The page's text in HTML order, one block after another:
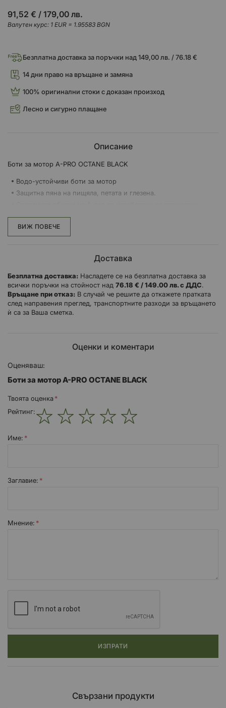
91,52 € / 179,00 лв.
Валутен курс: 1 EUR = 1.95583 BGN
Безплатна доставка за поръчки над 149,00 лв. / 76.18 €
14 дни право на връщане и замяна
100% оригинални стоки с доказан произход
Лесно и сигурно плащане
Описание
Боти за мотор A-PRO OCTANE BLACK
Водо-устойчиви боти за мотор
Защитна пяна на пищяла, петата и глезена.
Обувките се закопчават със страничен цип и велкро капак.
Мека вътрешна подплата
ВИЖ ПОВЕЧЕ
Доставка
Безплатна доставка: Насладете се на безплатна доставка за
всички поръчки на стойност над 76.18 € / 149.00 лв. с ДДС.
Връщане при отказ: В случай че решите да откажете пратката
след направения преглед, транспортните разходи за връщането
ѝ са за Ваша сметка.
Оценки и коментари
Оценяваш:
Боти за мотор A-PRO OCTANE BLACK
Твоята оценка
Рейтинг:
Име:
Заглавиe:
Мнение:
ИЗПРАТИ
Свързани продукти